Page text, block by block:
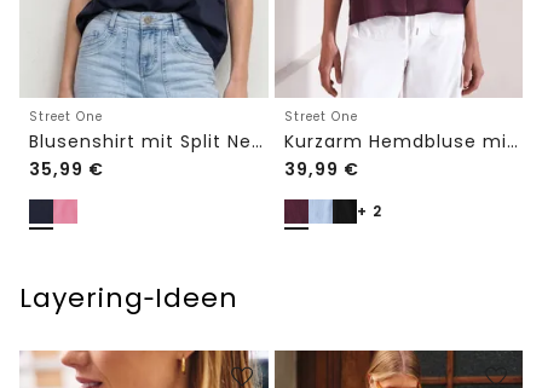
Street One
Blusenshirt mit Split Neck und Volant-Ärmeln
35,99 €
Street One
Kurzarm Hemdbluse mit Turn-Up-Details
39,99 €
+ 2
Layering‑Ideen